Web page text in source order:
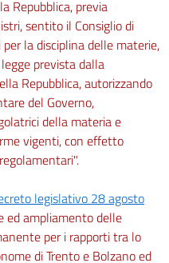
Repubblica, previa
sentito il Consiglio di
la disciplina delle materie,
prevista dalla
Repubblica, autorizzando
del Governo,
della materia e
vigenti, con effetto
legislativo 28 agosto
ed ampliamento delle
per i rapporti tra lo
di Trento e Bolzano ed